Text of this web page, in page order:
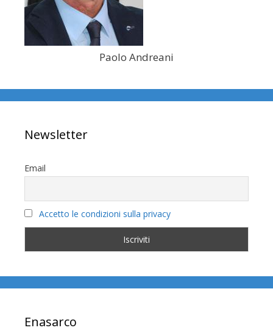
Paolo Andreani
Newsletter
Email
Accetto le condizioni sulla privacy
Enasarco